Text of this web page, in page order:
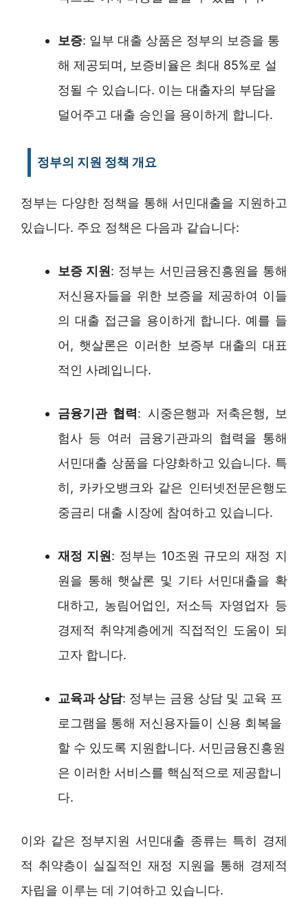
보증: 일부 대출 상품은 정부의 보증을 통
해 제공되며, 보증비율은 최대 85%로 설
정될 수 있습니다. 이는 대출자의 부담을
덜어주고 대출 승인을 용이하게 합니다.
정부의 지원 정책 개요
정부는 다양한 정책을 통해 서민대출을 지원하고
있습니다. 주요 정책은 다음과 같습니다:
보증 지원: 정부는 서민금융진흥원을 통해
저신용자들을 위한 보증을 제공하여 이들
의 대출 접근을 용이하게 합니다. 예를 들
어, 햇살론은 이러한 보증부 대출의 대표
적인 사례입니다.
금융기관 협력: 시중은행과 저축은행, 보
험사 등 여러 금융기관과의 협력을 통해
서민대출 상품을 다양화하고 있습니다. 특
히, 카카오뱅크와 같은 인터넷전문은행도
중금리 대출 시장에 참여하고 있습니다.
재정 지원: 정부는 10조원 규모의 재정 지
원을 통해 햇살론 및 기타 서민대출을 확
대하고, 농림어업인, 저소득 자영업자 등
경제적 취약계층에게 직접적인 도움이 되
고자 합니다.
교육과 상담: 정부는 금융 상담 및 교육 프
로그램을 통해 저신용자들이 신용 회복을
할 수 있도록 지원합니다. 서민금융진흥원
은 이러한 서비스를 핵심적으로 제공합니
다.
이와 같은 정부지원 서민대출 종류는 특히 경제
적 취약층이 실질적인 재정 지원을 통해 경제적
자립을 이루는 데 기여하고 있습니다.